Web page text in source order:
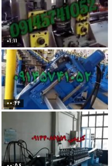
01:11
00:44